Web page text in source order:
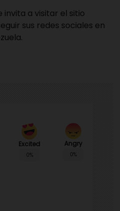
invita a visitar el sitio
sus redes sociales en
Excited
0%
Angry
0%